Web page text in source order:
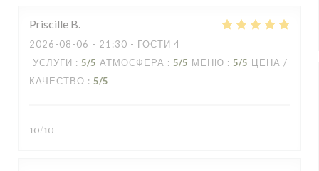
Priscille B
2026-08-06 - 21:30 - ГОСТИ 4
УСЛУГИ : 5/5 АТМОСФЕРА : 5/5 МЕНЮ : 5/5 ЦЕНА /
КАЧЕСТВО : 5/5
10/10